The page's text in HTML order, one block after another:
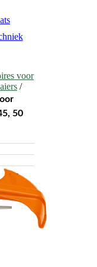
voor
/
50